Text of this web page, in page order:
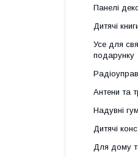
Панелі
Дитячі
Усе для
подарунку
Антени та
Надувні
Дитячі
Для дому